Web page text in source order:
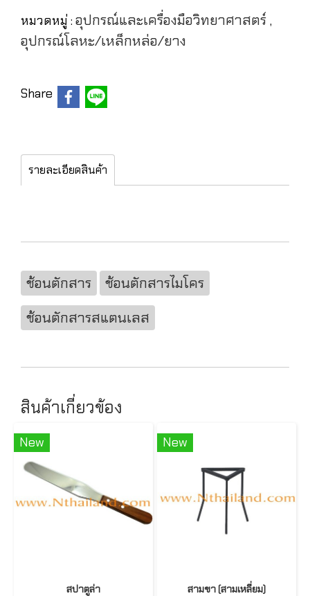
หมวดหมู่ : อุปกรณ์และเครื่องมือวิทยาศาสตร์ ,
อุปกรณ์โลหะ/เหล็กหล่อ/ยาง
Share
รายละเอียดสินค้า
ช้อนตักสาร
ช้อนตักสารไมโคร
ช้อนตักสารสแตนเลส
สินค้าเกี่ยวข้อง
New
สปาตูล่า
New
สามขา (สามเหลี่ยม)